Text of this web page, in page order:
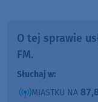
O tej sprawie
FM.
Słuchaj w:
MIASTKU NA